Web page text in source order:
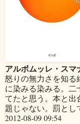
アルボムッレ・スマ
怒りの無力さを知る
に染みる染みる。二
てたと思う。本と
題じゃない。罰とし
2012-08-09 09:54